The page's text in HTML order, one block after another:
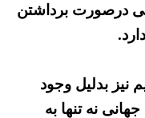
درصورت برداشتن
نیز بدلیل وجود
نه تنها به